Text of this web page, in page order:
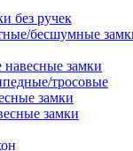
без ручек
бесшумные
замки
тросовые
замки
замки